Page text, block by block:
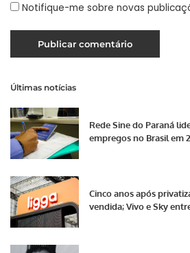
Notifique-me sobre novas
Últimas notícias
Rede Sine do Paraná
empregos no Brasil em
Cinco anos após
vendida; Vivo e Sky